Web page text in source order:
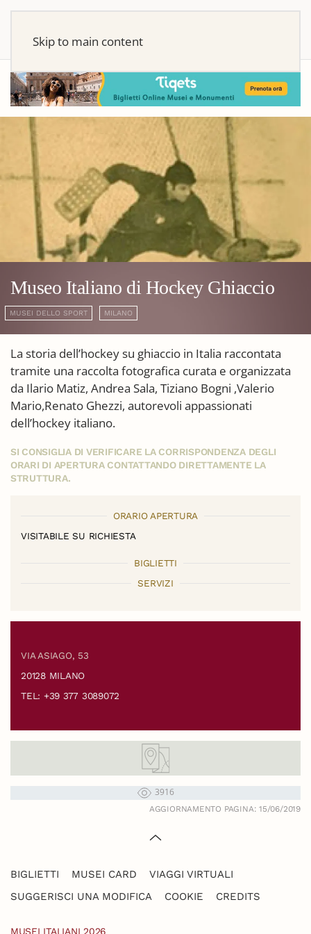
Skip to main content
Museo Italiano di Hockey Ghiaccio
MUSEI DELLO SPORT MILANO
La storia dell’hockey su ghiaccio in Italia raccontata
tramite una raccolta fotografica curata e organizzata
da Ilario Matiz, Andrea Sala, Tiziano Bogni ,Valerio
Mario,Renato Ghezzi, autorevoli appassionati
dell’hockey italiano.
SI CONSIGLIA DI VERIFICARE LA CORRISPONDENZA DEGLI
ORARI DI APERTURA CONTATTANDO DIRETTAMENTE LA
STRUTTURA.
ORARIO APERTURA
VISITABILE SU RICHIESTA
BIGLIETTI
SERVIZI
VIA ASIAGO, 53
20128 MILANO
TEL: +39 377 3089072
3916
AGGIORNAMENTO PAGINA: 15/06/2019
BIGLIETTI MUSEI CARD
VIAGGI VIRTUALI
SUGGERISCI UNA MODIFICA
COOKIE CREDITS
MUSEI ITALIANI 2026